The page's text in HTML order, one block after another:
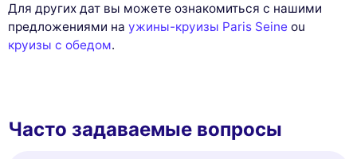
Для других дат вы можете ознакомиться с нашими
предложениями на ужины-круизы Paris Seine ou
круизы с обедом.
Часто задаваемые вопросы